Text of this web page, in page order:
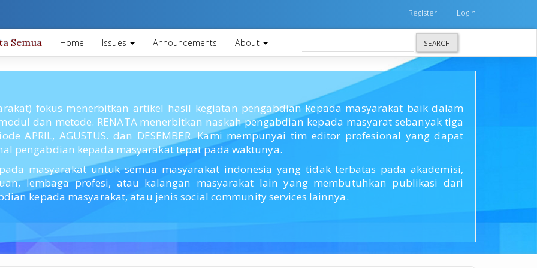
Register Login
Semua Home Issues Announcements About SEARCH
fokus menerbitkan artikel hasil kegiatan pengabdian kepada masyarakat baik dalam
dan metode. RENATA menerbitkan naskah pengabdian kepada masyarat sebanyak tiga
APRIL, AGUSTUS. dan DESEMBER. Kami mempunyai tim editor profesional yang dapat
pengabdian kepada masyarakat tepat pada waktunya.
masyarakat untuk semua masyarakat indonesia yang tidak terbatas pada akademisi,
lembaga profesi, atau kalangan masyarakat lain yang membutuhkan publikasi dari
kepada masyarakat, atau jenis social community services lainnya.